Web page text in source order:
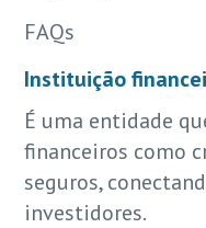
FAQs
Instituição
É uma entidade
financeiros como
seguros,
investidores.